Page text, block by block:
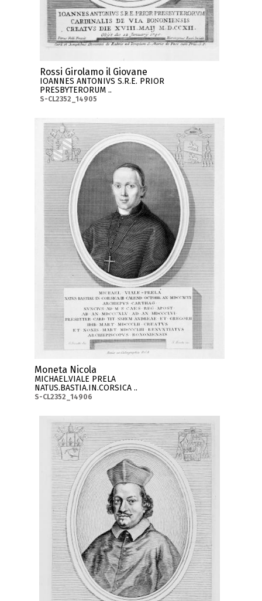
Rossi Girolamo il Giovane
IOANNES ANTONIVS S.R.E. PRIOR
PRESBYTERORUM ..
S-CL2352_14905
Moneta Nicola
MICHAEL.VIALE PRELA
NATUS.BASTIA.IN.CORSICA ..
S-CL2352_14906